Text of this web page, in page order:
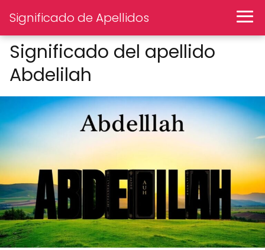
Significado de Apellidos
Significado del apellido
Abdelilah